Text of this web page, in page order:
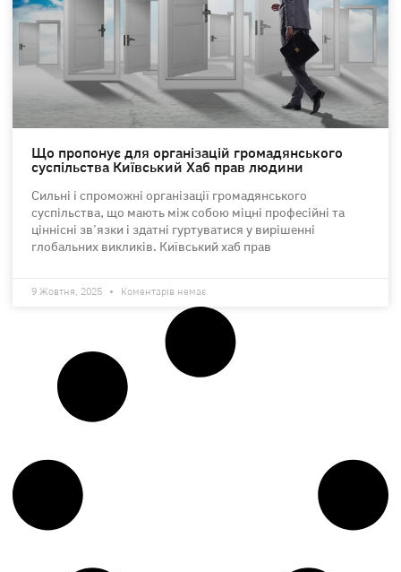
Що пропонує для організацій громадянського
суспільства Київський Хаб прав людини
Сильні і спроможні організації громадянського
суспільства, що мають між собою міцні професійні та
ціннісні зв’язки і здатні гуртуватися у вирішенні
глобальних викликів. Київський хаб прав
9 Жовтня, 2025 Коментарів немає